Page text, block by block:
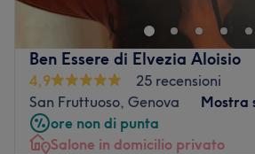
al caso tuo.
Trasporto pubblico più vicino:
Il salone si trova a nove minuti a piedi
dell'autobus De Ferrari/Metro.
Il team:
All’interno del centro, uno staff
Ben Essere di Elvezia Aloisio
4,9
25 recensioni
San Fruttuoso, Genova
Mostra
ore non di punta
Salone in domicilio privato